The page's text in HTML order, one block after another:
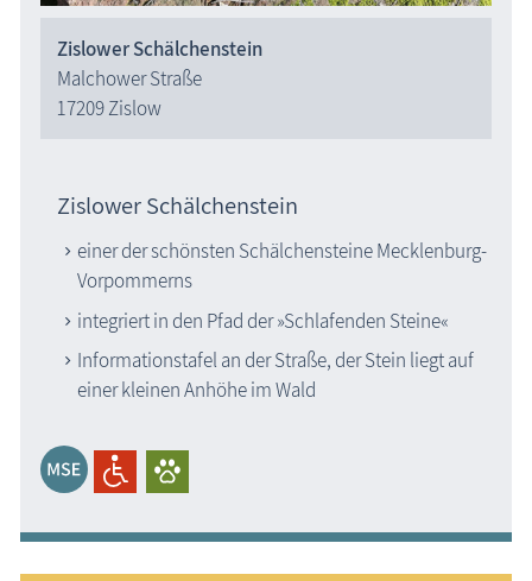
Naturzentren, Nationalparks
Parkanlagen & Gärten
Sehenswertes »Dies und Das«
Windmühlen, Mühlen
ehemalige Sehenswürdigkeiten
Traditionelles
Zeitzeugen
Zislower Schälchenstein
Malchower Straße
17209 Zislow
Zislower Schälchenstein
einer der schönsten Schälchensteine Mecklenburg-
Vorpommerns
integriert in den Pfad der »Schlafenden Steine«
Informationstafel an der Straße, der Stein liegt auf
einer kleinen Anhöhe im Wald